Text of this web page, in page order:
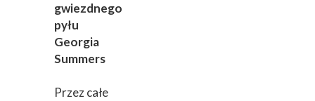
gwiezdnego
pyłu
Georgia
Summers
Przez całe